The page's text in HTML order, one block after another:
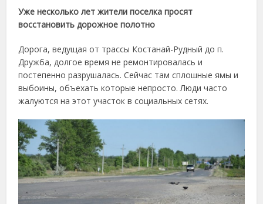
Уже несколько лет жители поселка просят
восстановить дорожное полотно
Дорога, ведущая от трассы Костанай-Рудный до п.
Дружба, долгое время не ремонтировалась и
постепенно разрушалась. Сейчас там сплошные ямы и
выбоины, объехать которые непросто. Люди часто
жалуются на этот участок в социальных сетях.